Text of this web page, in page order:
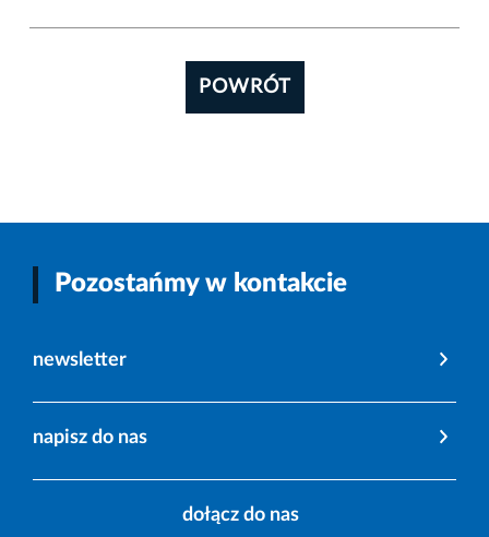
POWRÓT
Pozostańmy w kontakcie
newsletter
napisz do nas
dołącz do nas